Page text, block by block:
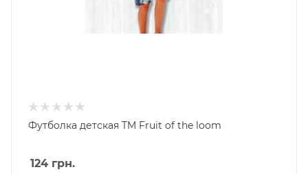
Футболка детская TM Fruit of the loom
124 грн.